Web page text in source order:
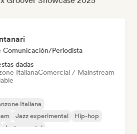
Comunicación/Periodista
dadas
ItalianaComercial / Mainstream
Italiana
Jazz experimental
Hip-hop
Instrumental